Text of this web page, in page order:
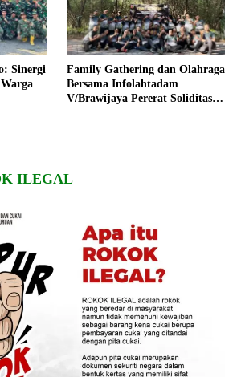
Sinergi
Family Gathering dan Olahraga
Bersama Infolahtadam
V/Brawijaya Pererat Soliditas
ILEGAL